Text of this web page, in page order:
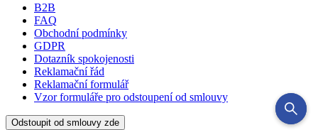
B2B
FAQ
Obchodní podmínky
GDPR
Dotazník spokojenosti
Reklamační řád
Reklamační formulář
Vzor formuláře pro odstoupení od smlouvy
Odstoupit od smlouvy zde